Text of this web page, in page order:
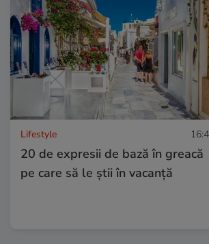
Lifestyle
20 de expresii de bază în greacă
pe care să le știi în vacanță